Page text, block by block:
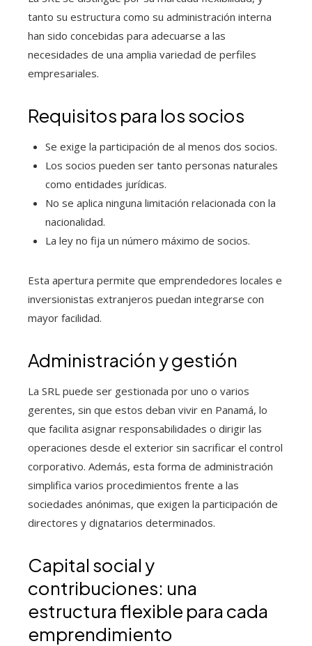
tanto su estructura como su administración interna
han sido concebidas para adecuarse a las
necesidades de una amplia variedad de perfiles
empresariales.
Requisitos para los socios
Se exige la participación de al menos dos socios.
Los socios pueden ser tanto personas naturales
como entidades jurídicas.
No se aplica ninguna limitación relacionada con la
nacionalidad.
La ley no fija un número máximo de socios.
Esta apertura permite que emprendedores locales e
inversionistas extranjeros puedan integrarse con
mayor facilidad.
Administración y gestión
La SRL puede ser gestionada por uno o varios
gerentes, sin que estos deban vivir en Panamá, lo
que facilita asignar responsabilidades o dirigir las
operaciones desde el exterior sin sacrificar el control
corporativo. Además, esta forma de administración
simplifica varios procedimientos frente a las
sociedades anónimas, que exigen la participación de
directores y dignatarios determinados.
Capital social y
contribuciones: una
estructura flexible para cada
emprendimiento